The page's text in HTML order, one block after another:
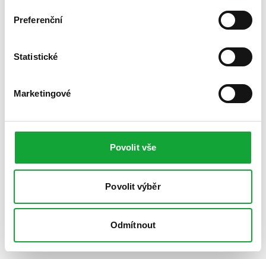
Preferenční
Statistické
Marketingové
Povolit vše
Povolit výběr
Odmítnout